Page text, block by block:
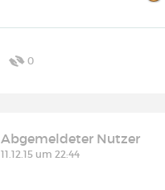
0
Abgemeldeter Nutzer
11.12.15 um 22:44